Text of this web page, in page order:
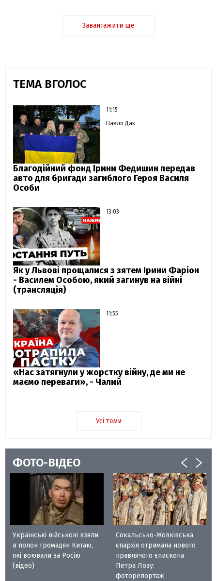
Завантажити ще
ТЕМА ВГОЛОС
11:15
Павло Дак
Благодійний фонд Ірини Федишин передав
авто для бригади загиблого Героя Василя
Особи
13:03
Як у Львові прощалися з зятем Ірини Фаріон
- Василем Особою, який загинув на війні
(трансляція)
11:55
«Нас затягнули у жорстку війну, де ми не
маємо переваги», - Чалий
Усі теми
ФОТО-ВІДЕО
Українські військові взяли
в полон громадян Китаю,
які воювали за Росію
(відео)
Сокальсько-Жовківська
єпархія отримала нового
правлячого єпископа
Петра Лозу:
фоторепортаж